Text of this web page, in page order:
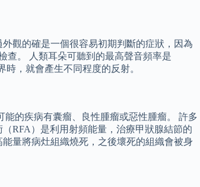
觀的確是一個很容易初期判斷的症狀，因為
查。 人類耳朵可聽到的最高聲音頻率是
，就會產生不同程度的反射。
的疾病有囊瘤、良性腫瘤或惡性腫瘤。 許多
RFA）是利用射頻能量，治療甲狀腺結節的
量將病灶組織燒死，之後壞死的組織會被身